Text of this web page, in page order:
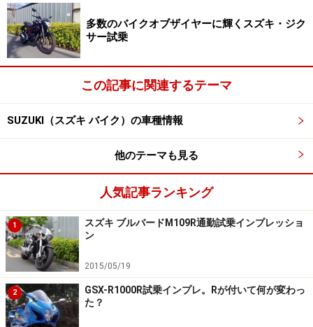
前ボルティを所有していたことがありますが、5万キロ
走って多少エンジンから異音が出るようになっていまし
たが、当たり前のメンテナンスだけで元気に走ってくれ
ました。
ボルティは廃盤となり、後継機としてST250が販売され
ましたが新設計エンジンが採用された為、グラストラッ
ST250のエンジンを搭載しました。
2015年現在もST250、グラストラッカー共にカタログに
ラインナップされている息の長いモデルと言えます。ま
た、どちらの車両もJ438型と呼ばれるエンジンが搭載さ
れており、二次減速比の違いこそあれ、全く同じエンジ
ンを搭載しています。
多数のバイクオブザイヤーに輝くスズキ・ジク
サー試乗
この記事に関連するテーマ
SUZUKI（スズキ バイク）の車種情報
他のテーマも見る
人気記事ランキング
1
スズキ ブルバードM109R通勤試乗インプレッショ
ン
2015/05/19
2
GSX-R1000R試乗インプレ。Rが付いて何が変わっ
た？